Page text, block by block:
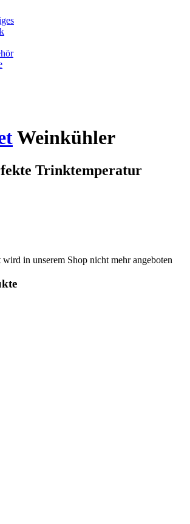
Weinkühler
Trinktemperatur
wird in unserem Shop nicht mehr angeboten